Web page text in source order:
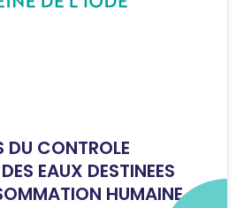
DU CONTROLE
EAUX DESTINEES
HUMAINE